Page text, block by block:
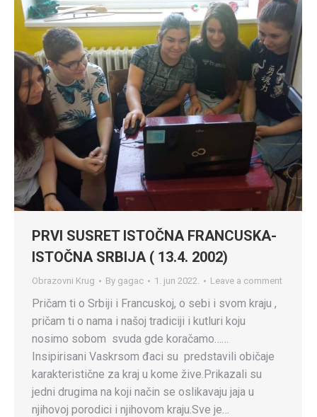
PRVI SUSRET ISTOČNA FRANCUSKA-
ISTOČNA SRBIJA ( 13.4. 2002)
Obrazovni Krug By gagac 1. jun 2022. Leave a comment
Pričam ti o Srbiji i Francuskoj, o sebi i svom kraju ,
pričam ti o nama i našoj tradiciji i kutluri koju
nosimo sobom svuda gde koračamo……
Insipirisani Vaskrsom đaci su predstavili običaje
karakteristične za kraj u kome žive.Prikazali su
jedni drugima na koji način se oslikavaju jaja u
njihovoj porodici i njihovom kraju.Sve je…